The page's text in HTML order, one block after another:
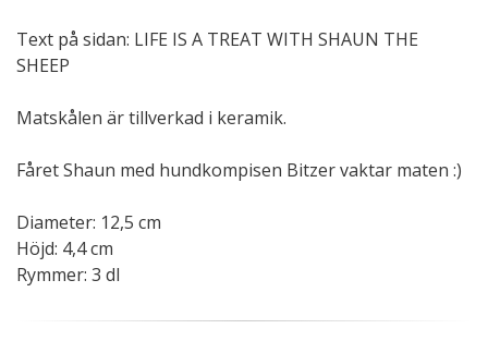
Text på sidan: LIFE IS A TREAT WITH SHAUN THE
SHEEP
Matskålen är tillverkad i keramik.
Fåret Shaun med hundkompisen Bitzer vaktar maten :)
Diameter: 12,5 cm
Höjd: 4,4 cm
Rymmer: 3 dl